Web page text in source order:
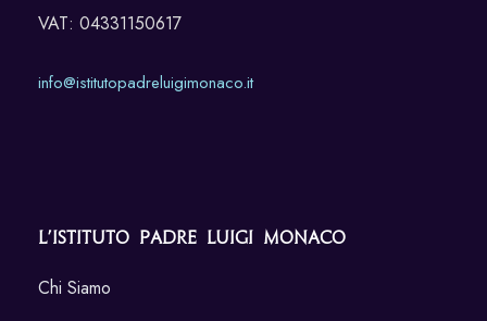
VAT: 04331150617
info@istitutopadreluigimonaco.it
L’Istituto Padre Luigi Monaco
Chi Siamo